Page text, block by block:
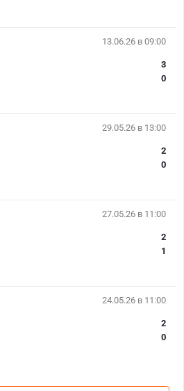
13.06.26 в 09:00
3
0
29.05.26 в 13:00
2
0
27.05.26 в 11:00
2
1
24.05.26 в 11:00
2
0